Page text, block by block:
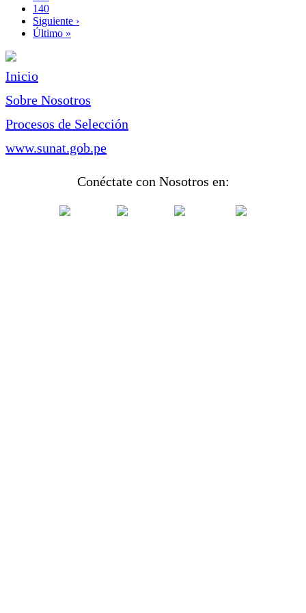
Page
140
Siguiente
página
Siguiente ›
Última
Último »
Inicio
Sobre Nosotros
Procesos de Selección
www.sunat.gob.pe
Conéctate con Nosotros en: